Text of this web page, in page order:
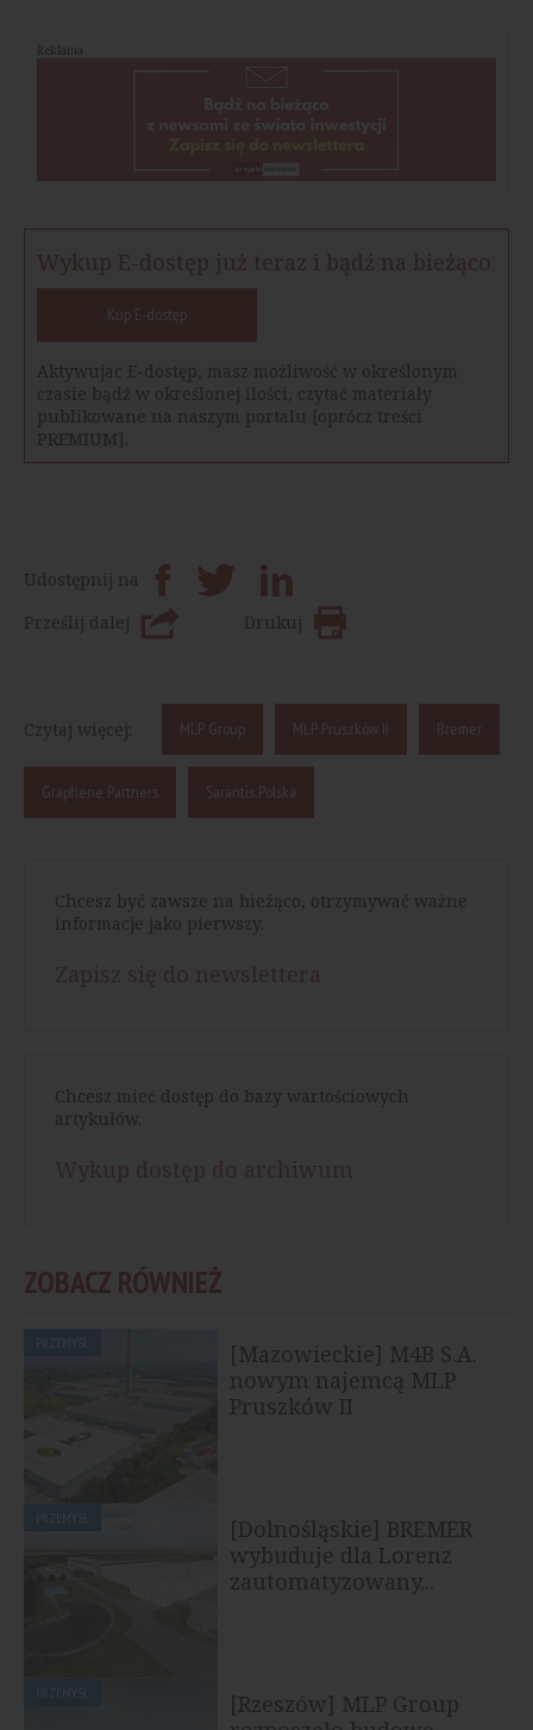
Reklama
Wykup E-dostęp już teraz i bądź na bieżąco
Kup E-dostęp
Aktywujac E-dostęp, masz możliwość w określonym
czasie bądź w określonej ilości, czytać materiały
publikowane na naszym portalu [oprócz treści
PREMIUM].
Udostępnij na
Prześlij dalej
Drukuj
Czytaj więcej: MLP Group MLP Pruszków II Bremer
Graphene Partners Sarantis Polska
Chcesz być zawsze na bieżąco, otrzymywać ważne
informacje jako pierwszy.
Chcesz mieć dostęp do bazy wartościowych
artykułów.
ZOBACZ RÓWNIEŻ
[Mazowieckie] M4B S.A.
nowym najemcą MLP
Pruszków II
[Dolnośląskie] BREMER
wybuduje dla Lorenz
zautomatyzowany...
[Rzeszów] MLP Group